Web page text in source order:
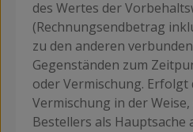
des Wertes der
(Rechnungsendbetrag
zu den anderen
Gegenständen zum
oder Vermischung.
Vermischung in der Weise,
Bestellers als